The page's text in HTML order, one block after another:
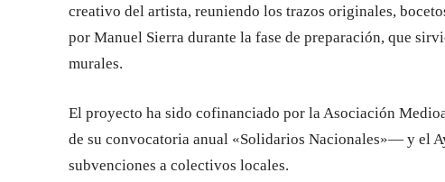
creativo del artista, reuniendo los trazos originales,
por Manuel Sierra durante la fase de preparación, que
murales.
El proyecto ha sido cofinanciado por la Asociación
de su convocatoria anual «Solidarios Nacionales»— y el
subvenciones a colectivos locales.